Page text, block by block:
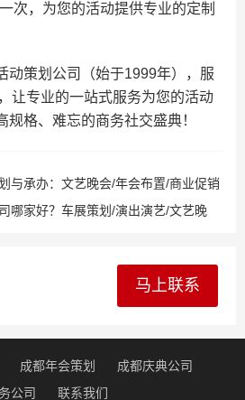
次，为您的活动提供专业的定制
动策划公司（始于1999年），服
让专业的一站式服务为您的活动
格、难忘的商务社交盛典！
与承办：文艺晚会/年会布置/商业促销
特色节目表演，1999年经验沉淀，
哪家好？车展策划/演出演艺/文艺晚
马上联系
成都年会策划
成都庆典公司
公司
联系我们